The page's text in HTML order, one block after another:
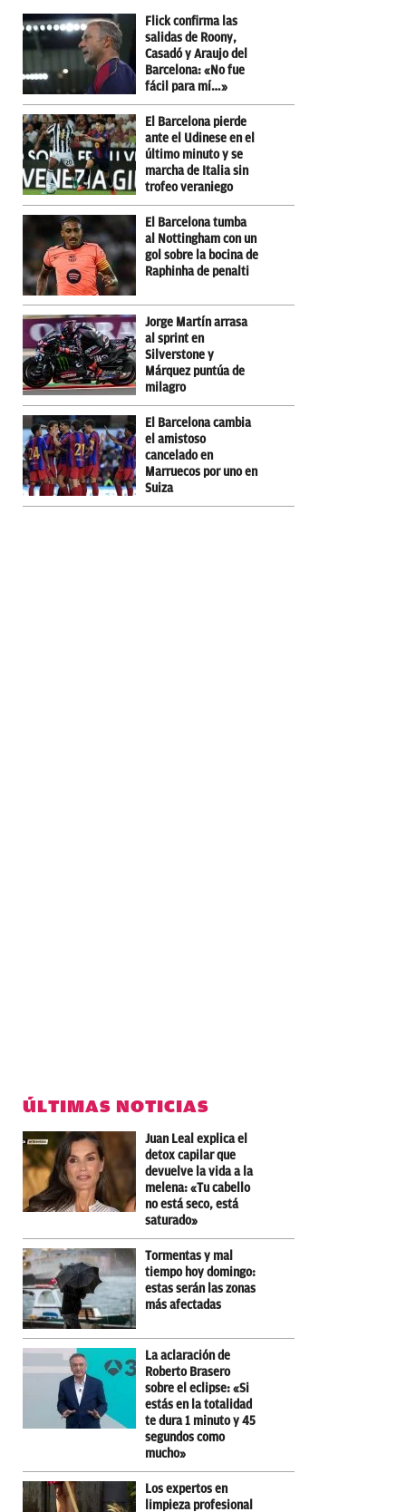
Flick confirma las
salidas de Roony,
Casadó y Araujo del
Barcelona: «No fue
fácil para mí…»
El Barcelona pierde
ante el Udinese en el
último minuto y se
marcha de Italia sin
trofeo veraniego
El Barcelona tumba
al Nottingham con un
gol sobre la bocina de
Raphinha de penalti
Jorge Martín arrasa
al sprint en
Silverstone y
Márquez puntúa de
milagro
El Barcelona cambia
el amistoso
cancelado en
Marruecos por uno en
Suiza
ÚLTIMAS NOTICIAS
Juan Leal explica el
detox capilar que
devuelve la vida a la
melena: «Tu cabello
no está seco, está
saturado»
Tormentas y mal
tiempo hoy domingo:
estas serán las zonas
más afectadas
La aclaración de
Roberto Brasero
sobre el eclipse: «Si
estás en la totalidad
te dura 1 minuto y 45
segundos como
mucho»
Los expertos en
limpieza profesional